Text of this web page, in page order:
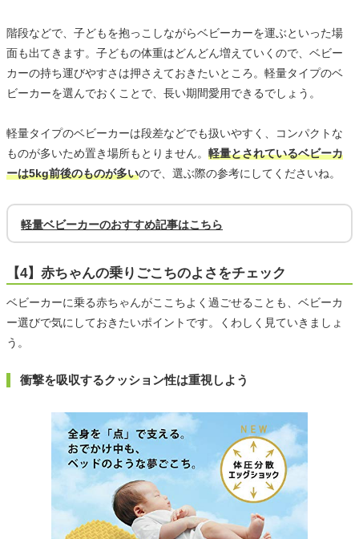
階段などで、子どもを抱っこしながらベビーカーを運ぶといった場
面も出てきます。子どもの体重はどんどん増えていくので、ベビー
カーの持ち運びやすさは押さえておきたいところ。軽量タイプのベ
ビーカーを選んでおくことで、長い期間愛用できるでしょう。
軽量タイプのベビーカーは段差などでも扱いやすく、コンパクトな
ものが多いため置き場所もとりません。 軽量とされているベビーカ
ーは5kg前後のものが多いので、選ぶ際の参考にしてくださいね。
軽量ベビーカーのおすすめ記事はこちら
【4】赤ちゃんの乗りごこちのよさをチェック
ベビーカーに乗る赤ちゃんがここちよく過ごせることも、ベビーカ
ー選びで気にしておきたいポイントです。くわしく見ていきましょ
う。
衝撃を吸収するクッション性は重視しよう